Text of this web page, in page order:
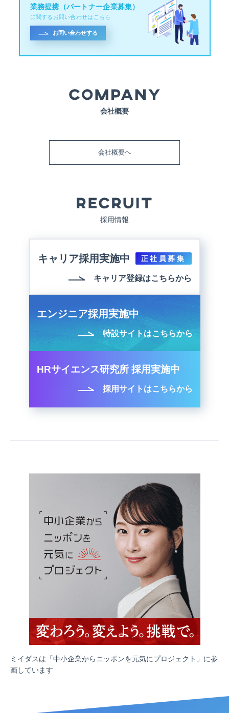
業務提携（パートナー企業募集）
に関するお問い合わせはこちら
お問い合わせする
会社概要
会社概要へ
採用情報
キャリア採用実施中 正社員募集
キャリア登録はこちらから
エンジニア採用実施中
特設サイトはこちらから
HRサイエンス研究所 採用実施中
採用サイトはこちらから
ミイダスは「中小企業からニッポンを元気にプロジェクト」に参
画しています